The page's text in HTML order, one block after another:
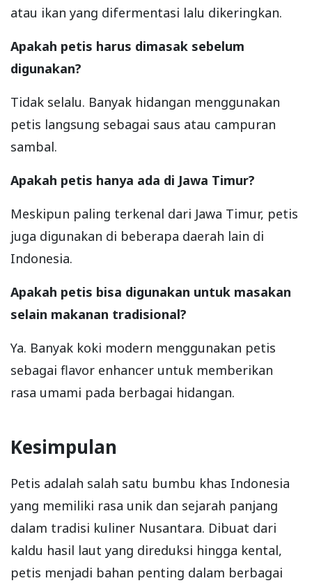
atau ikan yang difermentasi lalu dikeringkan.
Apakah petis harus dimasak sebelum
digunakan?
Tidak selalu. Banyak hidangan menggunakan
petis langsung sebagai saus atau campuran
sambal.
Apakah petis hanya ada di Jawa Timur?
Meskipun paling terkenal dari Jawa Timur, petis
juga digunakan di beberapa daerah lain di
Indonesia.
Apakah petis bisa digunakan untuk masakan
selain makanan tradisional?
Ya. Banyak koki modern menggunakan petis
sebagai flavor enhancer untuk memberikan
rasa umami pada berbagai hidangan.
Kesimpulan
Petis adalah salah satu bumbu khas Indonesia
yang memiliki rasa unik dan sejarah panjang
dalam tradisi kuliner Nusantara. Dibuat dari
kaldu hasil laut yang direduksi hingga kental,
petis menjadi bahan penting dalam berbagai